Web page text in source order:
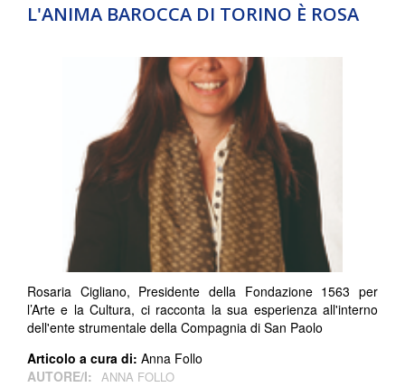
L'ANIMA BAROCCA DI TORINO È ROSA
Rosaria Cigliano, Presidente della Fondazione 1563 per
l’Arte e la Cultura, ci racconta la sua esperienza all'interno
dell'ente strumentale della Compagnia di San Paolo
Articolo a cura di: Anna Follo
AUTORE/I: ANNA FOLLO